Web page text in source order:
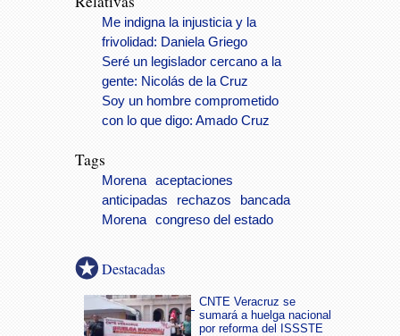
Me indigna la injusticia y la
frivolidad: Daniela Griego
Seré un legislador cercano a la
gente: Nicolás de la Cruz
Soy un hombre comprometido
con lo que digo: Amado Cruz
Tags
Morena
aceptaciones
anticipadas
rechazos
bancada
Morena
congreso del estado
Destacadas
CNTE Veracruz se
sumará a huelga nacional
por reforma del ISSSTE